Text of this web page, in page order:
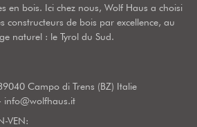
en bois. Ici chez nous, Wolf Haus a choisi
constructeurs de bois par excellence, au
naturel : le Tyrol du Sud.
Campo di Trens (BZ) Italie
info@wolfhaus.it
VEN: